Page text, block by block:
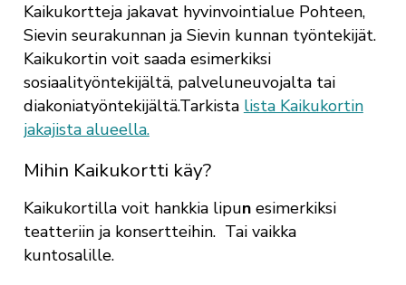
Kaikukortteja jakavat hyvinvointialue Pohteen,
Sievin seurakunnan ja Sievin kunnan työntekijät.
Kaikukortin voit saada esimerkiksi
sosiaalityöntekijältä, palveluneuvojalta tai
diakoniatyöntekijältä.Tarkista lista Kaikukortin
jakajista alueella.
Mihin Kaikukortti käy?
Kaikukortilla voit hankkia lipun esimerkiksi
teatteriin ja konsertteihin. Tai vaikka
kuntosalille.